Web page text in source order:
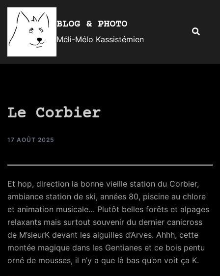
Aller
contenu
BLOG & PHOTO
Méli-Mélo Kassistémien
Le Corbier
17 AOÛT 2025
Et hop, direction la bonne vieille station du Corbier,
ambiance station de ski, années 80, piscine au chlore
et animation musicale… Plutôt belles forêts et alpages
relaxants mais surtout souvenir du dernier canicross
de M’sieurK devant les aiguilles d’Arves. Ahhh, cette
montée magique dans les Gentianes et ce bois pentu
orné de mousses, il n’y a que là bas qu’on voit ça K.